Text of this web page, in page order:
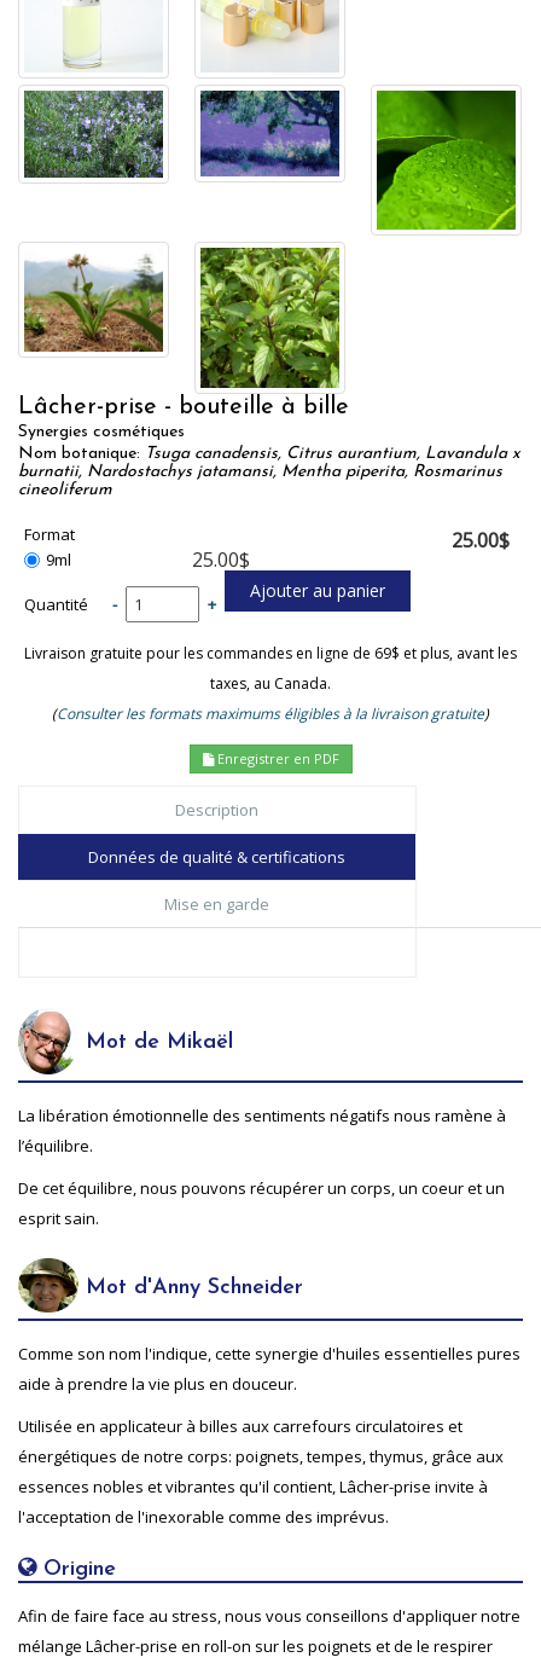
Lâcher-prise - bouteille à bille
Synergies cosmétiques
Nom botanique: Tsuga canadensis, Citrus aurantium, Lavandula x
burnatii, Nardostachys jatamansi, Mentha piperita, Rosmarinus
cineoliferum
Format
9ml
25.00$
Quantité - +
25.00$
Livraison gratuite pour les commandes en ligne de 69$ et plus, avant les
taxes, au Canada.
(Consulter les formats maximums éligibles à la livraison gratuite)
Enregistrer en PDF
Description
Données de qualité & certifications
Mise en garde
Mot de Mikaël
La libération émotionnelle des sentiments négatifs nous ramène à
l’équilibre.
De cet équilibre, nous pouvons récupérer un corps, un coeur et un
esprit sain.
Mot d'Anny Schneider
Comme son nom l'indique, cette synergie d'huiles essentielles pures
aide à prendre la vie plus en douceur.
Utilisée en applicateur à billes aux carrefours circulatoires et
énergétiques de notre corps: poignets, tempes, thymus, grâce aux
essences nobles et vibrantes qu'il contient, Lâcher-prise invite à
l'acceptation de l'inexorable comme des imprévus.
Origine
Afin de faire face au stress, nous vous conseillons d'appliquer notre
mélange Lâcher-prise en roll-on sur les poignets et de le respirer